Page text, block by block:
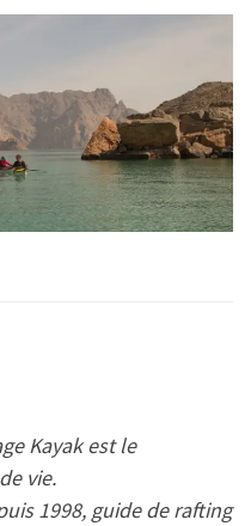
Kayak est le
vie.
1998, guide de rafting